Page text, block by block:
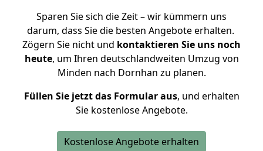
Sparen Sie sich die Zeit – wir kümmern uns
darum, dass Sie die besten Angebote erhalten.
Zögern Sie nicht und kontaktieren Sie uns noch
heute, um Ihren deutschlandweiten Umzug von
Minden nach Dornhan zu planen.
Füllen Sie jetzt das Formular aus, und erhalten
Sie kostenlose Angebote.
Kostenlose Angebote erhalten